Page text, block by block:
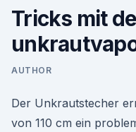
Tricks mit
AUTHOR
Der Unkrautstecher
von 110 cm ein